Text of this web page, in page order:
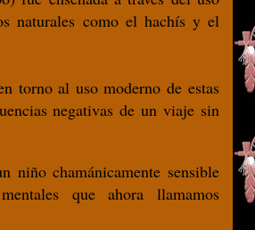
naturales como el hachís y el
torno al uso moderno de estas
negativas de un viaje sin
niño chamánicamente sensible
que ahora llamamos